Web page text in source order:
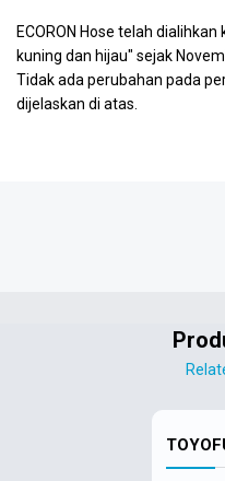
ECORON Hose telah
kuning dan hijau" sejak
Tidak ada perubahan pada
dijelaskan di atas.